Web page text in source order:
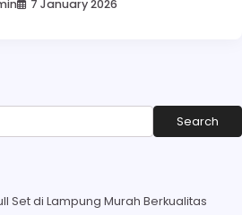
7 January 2026
Search
Set di Lampung Murah Berkualitas